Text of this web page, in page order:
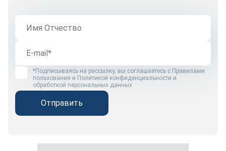
*Подписываясь на рассылку, вы соглашаетесь с Правилами
пользования и Политикой конфиденциальности и
обработкой персональных данных
Отправить